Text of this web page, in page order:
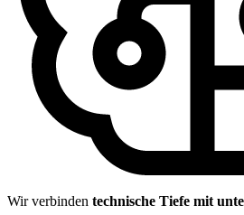
Wir verbinden technische Tiefe mit